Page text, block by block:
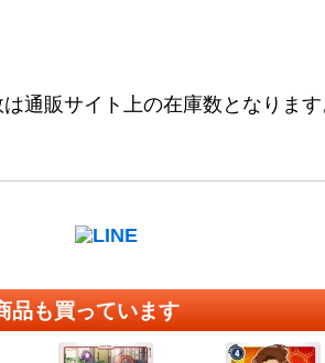
通販サイト上の在庫数となりま
品も買っています